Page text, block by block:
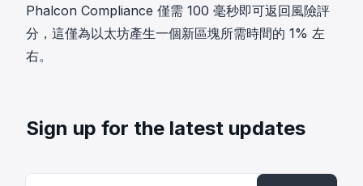
Phalcon Compliance 僅需 100 毫秒即可返回風險評
分，這僅為以太坊產生一個新區塊所需時間的 1% 左
右。
Sign up for the latest updates